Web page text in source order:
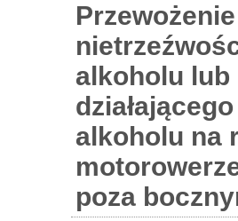
alkoholu lub
alkoholu na
poza